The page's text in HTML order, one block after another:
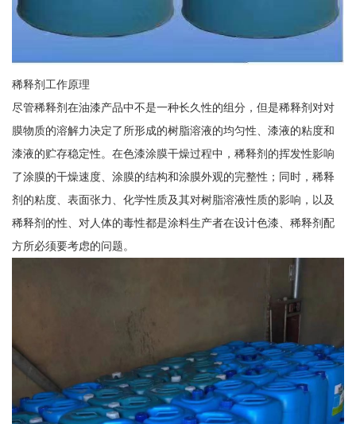
稀释剂工作原理
尽管稀释剂在油漆产品中不是一种长久性的组分，但是稀释剂对对
膜物质的溶解力决定了所形成的树脂溶液的均匀性、漆液的粘度和
漆液的贮存稳定性。在色漆涂膜干燥过程中，稀释剂的挥发性影响
了涂膜的干燥速度、涂膜的结构和涂膜外观的完整性；同时，稀释
剂的粘度、表面张力、化学性质及其对树脂溶液性质的影响，以及
稀释剂的性、对人体的毒性都是涂料生产者在设计色漆、稀释剂配
方所必须要考虑的问题。